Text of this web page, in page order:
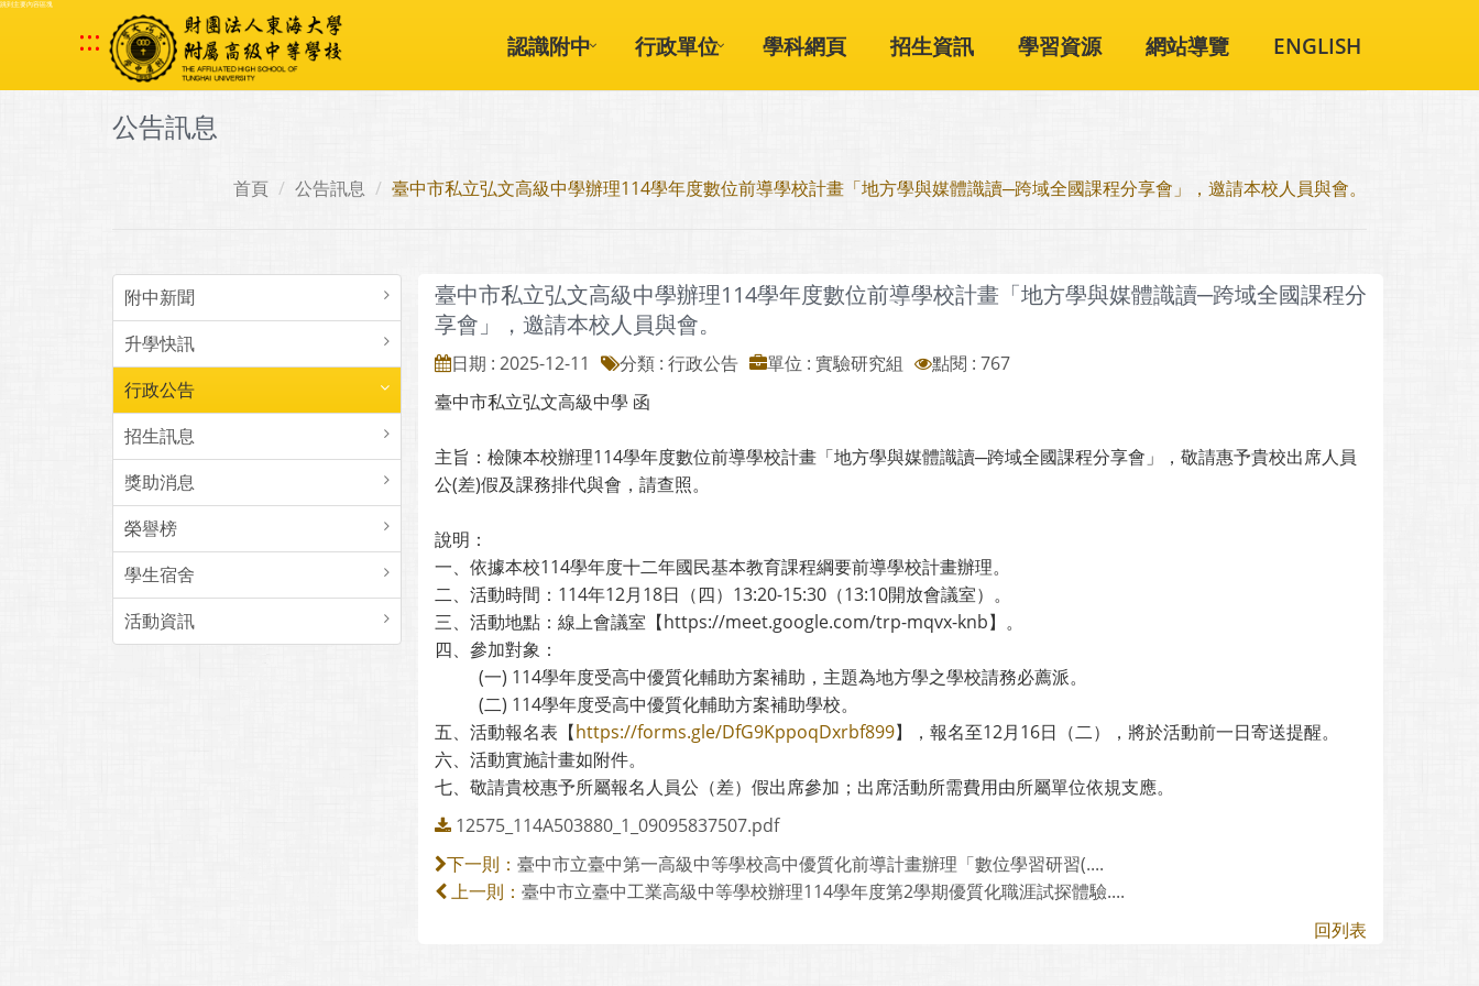
跳到主要內容區塊
::: 認識附中 行政單位 學科網頁 招生資訊 學習資源 網站導覽 ENGLISH
公告訊息
首頁 公告訊息 臺中市私立弘文高級中學辦理114學年度數位前導學校計畫「地方學與媒體識讀─跨域全國課程分享會」，邀請本校人員與會。
附中新聞
升學快訊
行政公告
招生訊息
獎助消息
榮譽榜
學生宿舍
活動資訊
臺中市私立弘文高級中學辦理114學年度數位前導學校計畫「地方學與媒體識讀─跨域全國課程分
享會」，邀請本校人員與會。
日期 : 2025-12-11 分類 : 行政公告 單位 : 實驗研究組
點閱 : 767
臺中市私立弘文高級中學 函
主旨：檢陳本校辦理114學年度數位前導學校計畫「地方學與媒體識讀─跨域全國課程分享會」，敬請惠予貴校出席人員
公(差)假及課務排代與會，請查照。
說明：
一、依據本校114學年度十二年國民基本教育課程綱要前導學校計畫辦理。
二、活動時間：114年12月18日（四）13:20-15:30（13:10開放會議室）。
三、活動地點：線上會議室【https://meet.google.com/trp-mqvx-knb】。
四、參加對象：
(一) 114學年度受高中優質化輔助方案補助，主題為地方學之學校請務必薦派。
(二) 114學年度受高中優質化輔助方案補助學校。
五、活動報名表【https://forms.gle/DfG9KppoqDxrbf899】，報名至12月16日（二），將於活動前一日寄送提醒。
六、活動實施計畫如附件。
七、敬請貴校惠予所屬報名人員公（差）假出席參加；出席活動所需費用由所屬單位依規支應。
12575_114A503880_1_09095837507.pdf
下一則： 臺中市立臺中第一高級中等學校高中優質化前導計畫辦理「數位學習研習(....
上一則： 臺中市立臺中工業高級中等學校辦理114學年度第2學期優質化職涯試探體驗....
回列表